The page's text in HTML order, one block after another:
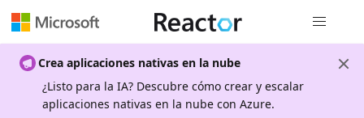
Crea aplicaciones nativas en la nube
¿Listo para la IA? Descubre cómo crear y escalar
aplicaciones nativas en la nube con Azure.